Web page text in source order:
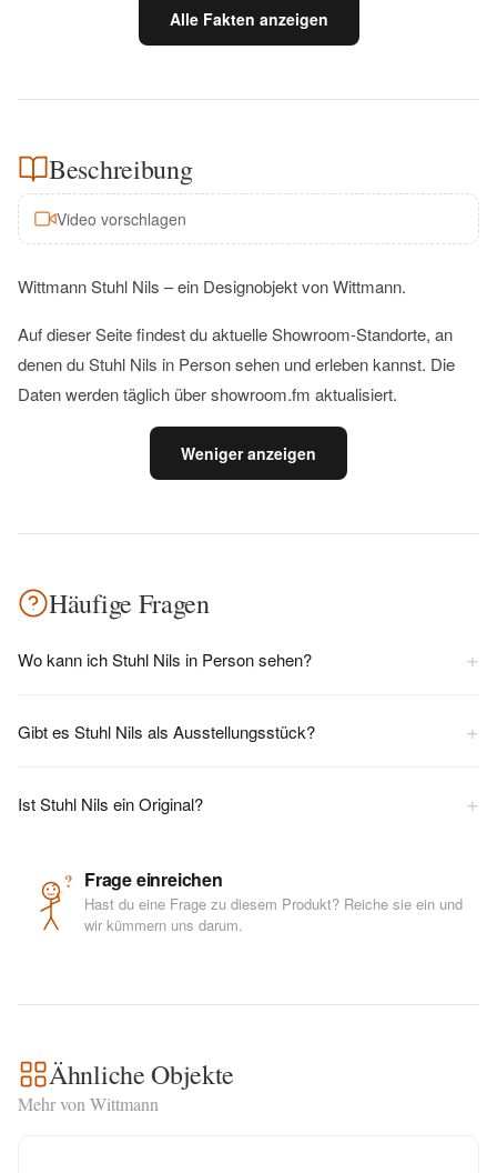
Alle Fakten anzeigen
Beschreibung
Video vorschlagen
Wittmann Stuhl Nils – ein Designobjekt von Wittmann.
Auf dieser Seite findest du aktuelle Showroom-Standorte, an
denen du Stuhl Nils in Person sehen und erleben kannst. Die
Daten werden täglich über showroom.fm aktualisiert.
Weniger anzeigen
Häufige Fragen
Wo kann ich Stuhl Nils in Person sehen? +
Gibt es Stuhl Nils als Ausstellungsstück? +
Ist Stuhl Nils ein Original? +
? Frage einreichen
Hast du eine Frage zu diesem Produkt? Reiche sie ein und
wir kümmern uns darum.
Ähnliche Objekte
Mehr von Wittmann